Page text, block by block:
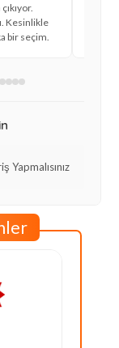
Kesinlikle
bir seçim.
Yapmalısınız